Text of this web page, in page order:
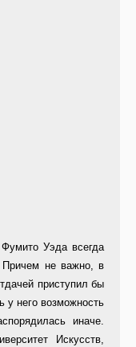
Уэда всегда
Причем не важно, в
приступил бы
у него возможность
иначе.
Искусств,